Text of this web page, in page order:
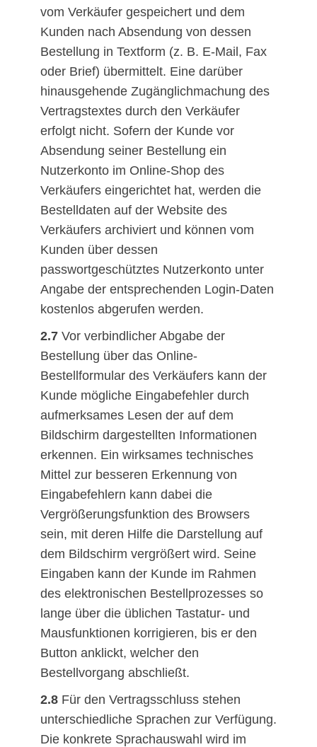
vom Verkäufer gespeichert und dem
Kunden nach Absendung von dessen
Bestellung in Textform (z. B. E-Mail, Fax
oder Brief) übermittelt. Eine darüber
hinausgehende Zugänglichmachung des
Vertragstextes durch den Verkäufer
erfolgt nicht. Sofern der Kunde vor
Absendung seiner Bestellung ein
Nutzerkonto im Online-Shop des
Verkäufers eingerichtet hat, werden die
Bestelldaten auf der Website des
Verkäufers archiviert und können vom
Kunden über dessen
passwortgeschütztes Nutzerkonto unter
Angabe der entsprechenden Login-Daten
kostenlos abgerufen werden.
2.7Vor verbindlicher Abgabe der
Bestellung über das Online-
Bestellformular des Verkäufers kann der
Kunde mögliche Eingabefehler durch
aufmerksames Lesen der auf dem
Bildschirm dargestellten Informationen
erkennen. Ein wirksames technisches
Mittel zur besseren Erkennung von
Eingabefehlern kann dabei die
Vergrößerungsfunktion des Browsers
sein, mit deren Hilfe die Darstellung auf
dem Bildschirm vergrößert wird. Seine
Eingaben kann der Kunde im Rahmen
des elektronischen Bestellprozesses so
lange über die üblichen Tastatur- und
Mausfunktionen korrigieren, bis er den
Button anklickt, welcher den
Bestellvorgang abschließt.
2.8Für den Vertragsschluss stehen
unterschiedliche Sprachen zur Verfügung.
Die konkrete Sprachauswahl wird im